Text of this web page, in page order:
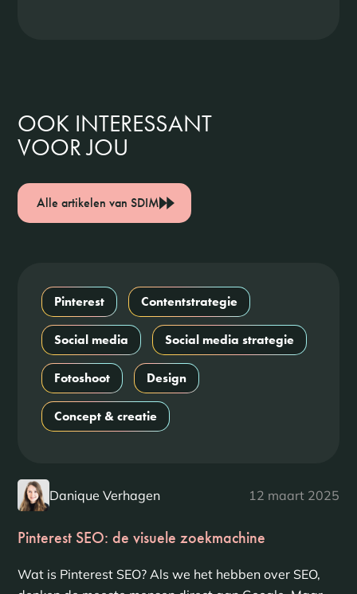
OOK INTERESSANT
VOOR JOU
Alle artikelen van SDIM
Pinterest Contentstrategie
Social media Social media strategie
Fotoshoot Design
Concept & creatie
Danique Verhagen 12 maart 2025
Pinterest SEO: de visuele zoekmachine
Wat is Pinterest SEO? Als we het hebben over SEO,